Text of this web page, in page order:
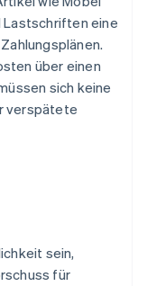
Lastschriften eine
über einen
sich keine
verspätete
sein,
für